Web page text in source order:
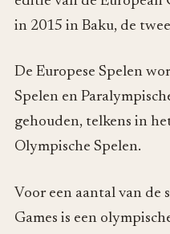
in 2015 in Baku, de
De Europese Spelen
Spelen en
gehouden, telkens in
Olympische Spelen.
Voor een aantal van de
Games is een